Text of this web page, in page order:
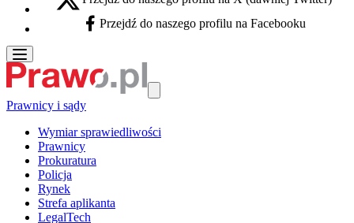
X - otwiera się w nowej karcie
Facebook - otwiera się w nowej karcie
Przejdź do naszego profilu na Facebooku
Prawnicy i sądy
Wymiar sprawiedliwości
Prawnicy
Prokuratura
Policja
Rynek
Strefa aplikanta
LegalTech